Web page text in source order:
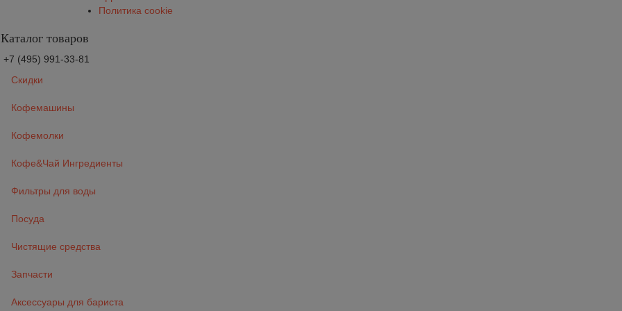
Политика cookie
Каталог товаров
+7 (495) 991-33-81
Скидки
Кофемашины
Кофемолки
Кофе&Чай Ингредиенты
Фильтры для воды
Посуда
Чистящие средства
Запчасти
Аксессуары для бариста